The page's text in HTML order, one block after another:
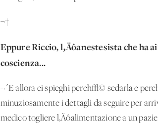
¬†
Eppure Riccio, l‚Äôanestesista che
coscienza...
¬´E allora ci spieghi perch√© sedarla e
minuziosamente i dettagli da seguire per
medico togliere l‚Äôalimentazione a un